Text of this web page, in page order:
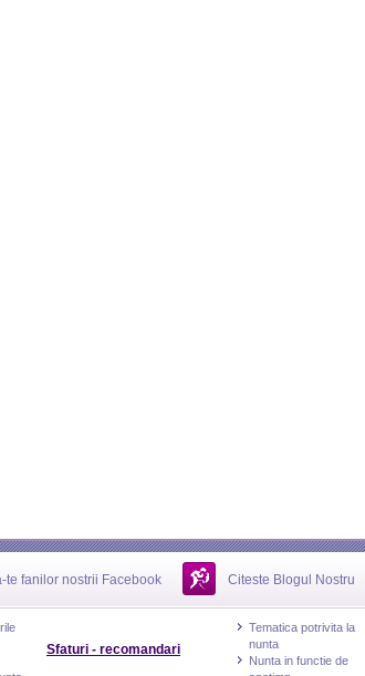
te fanilor nostrii Facebook Citeste Blogul Nostru
Sfaturi - recomandari
Tematica potrivita la
nunta
Nunta in functie de